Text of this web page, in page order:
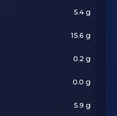
5.4g
15.6 g
0.2 g
0.0 g
5.9 g